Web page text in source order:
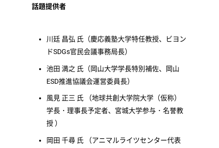
話題提供者
川廷 昌弘 氏（慶応義塾大学特任教授、ビヨン
ドSDGs官民会議事務局長）
池田 満之 氏（岡山大学学長特別補佐、岡山
ESD推進協議会運営委員長）
風見 正三 氏 （地球共創大学院大学（仮称）
学長・理事長予定者、宮城大学参与・名誉教
授 ）
岡田 千尋 氏 （アニマルライツセンター代表